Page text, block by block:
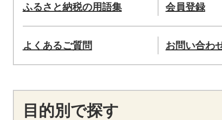
ふるさと納税の用語集 会員登録
よくあるご質問 お問い合わ
目的別で探す